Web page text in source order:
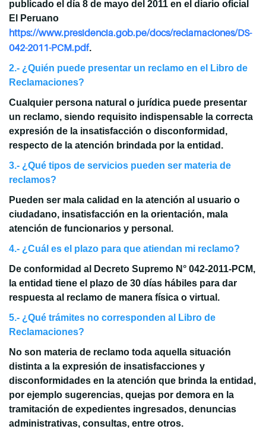
publicado el día 8 de mayo del 2011 en el diario oficial
El Peruano
https://www.presidencia.gob.pe/docs/reclamaciones/DS-
042-2011-PCM.pdf.
2.- ¿Quién puede presentar un reclamo en el Libro de
Reclamaciones?
Cualquier persona natural o jurídica puede presentar
un reclamo, siendo requisito indispensable la correcta
expresión de la insatisfacción o disconformidad,
respecto de la atención brindada por la entidad.
3.- ¿Qué tipos de servicios pueden ser materia de
reclamos?
Pueden ser mala calidad en la atención al usuario o
ciudadano, insatisfacción en la orientación, mala
atención de funcionarios y personal.
4.- ¿Cuál es el plazo para que atiendan mi reclamo?
De conformidad al Decreto Supremo N° 042-2011-PCM,
la entidad tiene el plazo de 30 días hábiles para dar
respuesta al reclamo de manera física o virtual.
5.- ¿Qué trámites no corresponden al Libro de
Reclamaciones?
No son materia de reclamo toda aquella situación
distinta a la expresión de insatisfacciones y
disconformidades en la atención que brinda la entidad,
por ejemplo sugerencias, quejas por demora en la
tramitación de expedientes ingresados, denuncias
administrativas, consultas, entre otros.